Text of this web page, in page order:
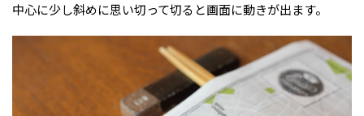
中心に少し斜めに思い切って切ると画面に動きが出ます。